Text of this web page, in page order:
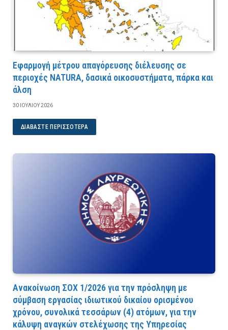
Εφαρμογή μέτρου απαγόρευσης διέλευσης σε
περιοχές NATURA, δασικά οικοσυστήματα, πάρκα και
άλση
30 ΙΟΥΛΊΟΥ 2026
ΔΙΑΒΆΣΤΕ ΠΕΡΙΣΣΌΤΕΡΑ
Ανακοίνωση ΣΟΧ 1/2026 για την πρόσληψη με
σύμβαση εργασίας ιδιωτικού δικαίου ορισμένου
χρόνου, συνολικά τεσσάρων (4) ατόμων, για την
κάλυψη αναγκών στελέχωσης της Υπηρεσίας